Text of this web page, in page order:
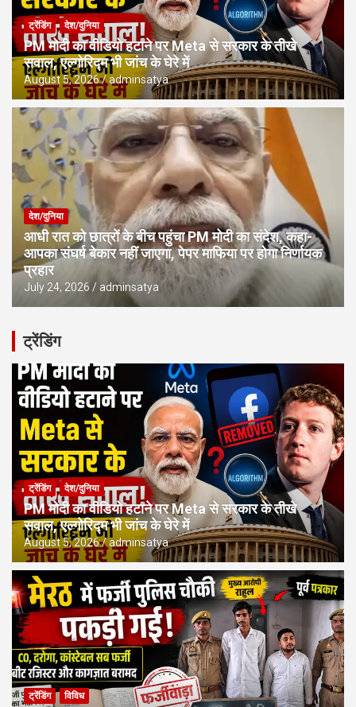
ट्रेंडिंग देश/दुनिया
PM मोदी का वीडियो हटाने पर Meta से सरकार के तीखे
सवाल, एल्गोरिद्म भी जांच के घेरे में
August 5, 2026 adminsatya
देश/दुनिया
आधी रात को छात्रों के बीच पहुंचा PM मोदी का संदेश, कहा-
आपका संघर्ष बेकार नहीं जाएगा, पेपर माफिया पर होगा निर्णायक
प्रहार
July 24, 2026 adminsatya
ट्रेंडिंग
ट्रेंडिंग देश/दुनिया
PM मोदी का वीडियो हटाने पर Meta से सरकार के तीखे
सवाल, एल्गोरिद्म भी जांच के घेरे में
August 5, 2026 adminsatya
ट्रेंडिंग विविध